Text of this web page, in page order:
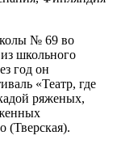
№ 69 во
школьного
год он
«Театр, где
ряженых,
(Тверская).